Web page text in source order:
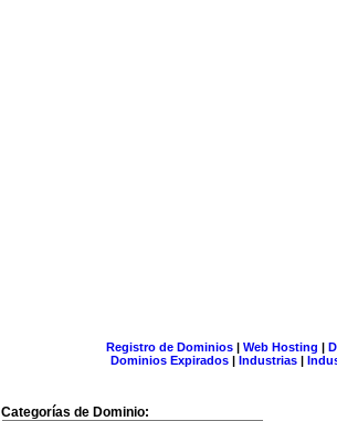
Registro de Dominios| Web Hosting |
Dominios Expirados | Industrias |
Categorías de Dominio: